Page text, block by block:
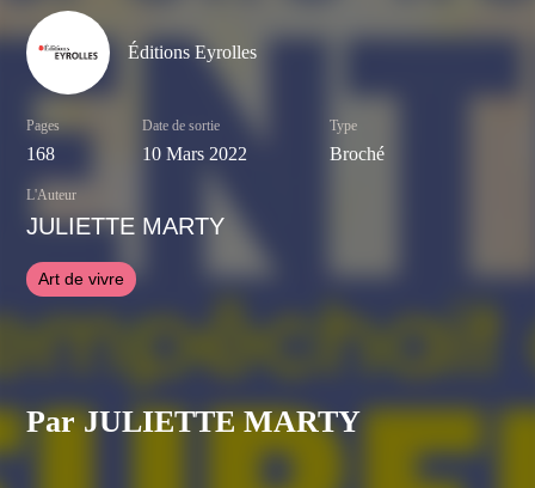
Éditions Eyrolles
Pages
168
Date de sortie
10 Mars 2022
Type
Broché
L'Auteur
JULIETTE MARTY
Art de vivre
Par JULIETTE MARTY